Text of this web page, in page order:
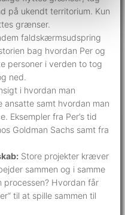
på ukendt territorium. Kun
grænser.
faldskærmsudspring
bag hvordan Per og
personer i verden to tog
ned.
i hvordan man
samt hvordan man
Eksempler fra Per’s tid
Goldman Sachs samt fra
Store projekter kræver
sammen og i samme
processen? Hvordan får
til at spille sammen til